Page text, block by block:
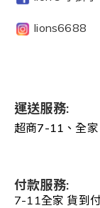
lions6688
運送服務:
超商7-11、全
付款服務:
7-11全家 貨到